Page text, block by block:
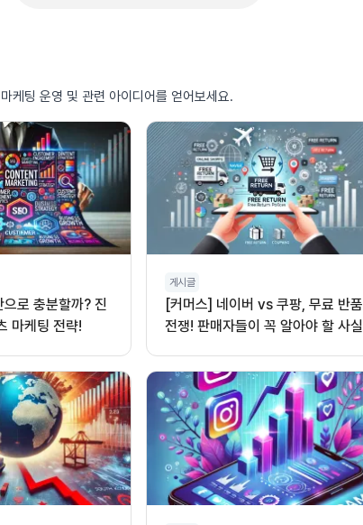
케팅 운영 및 관련 아이디어를 얻어보세요.
로 충분할까? 진
마케팅 전략!
게시글
[커머스] 네이버 vs 쿠팡, 무료 반품
전쟁! 판매자들이 꼭 알아야 할 사실